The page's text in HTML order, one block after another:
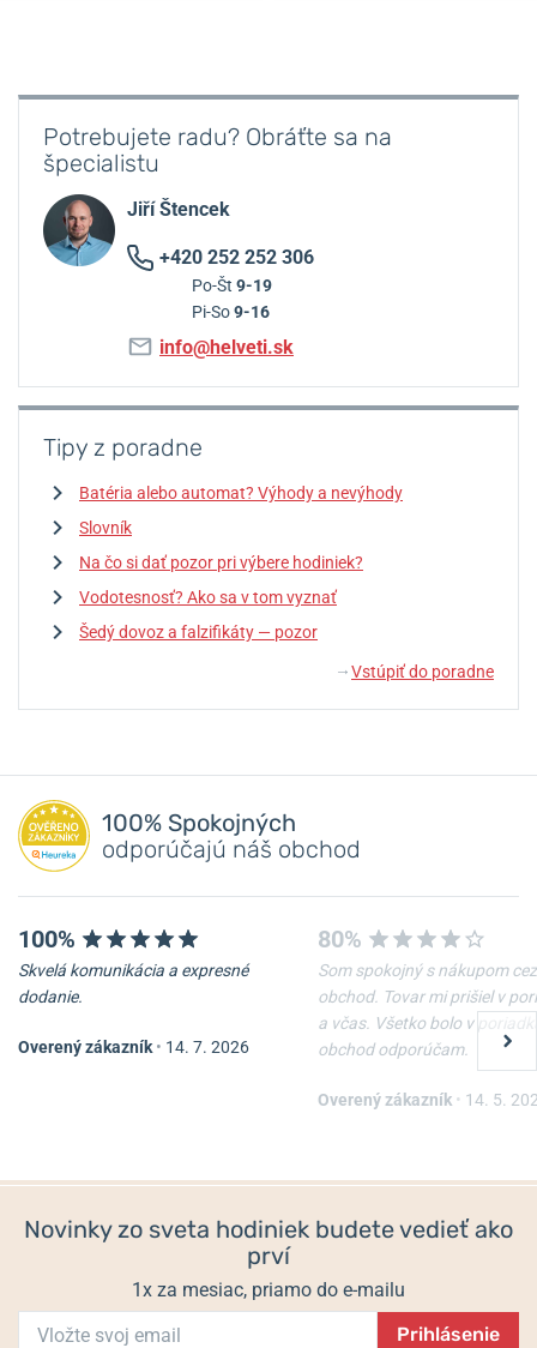
Potrebujete radu? Obráťte sa na
špecialistu
Jiří Štencek
+420 252 252 306
Po-Št 9-19
Pi-So9-16
info@helveti.sk
Tipy z poradne
Batéria alebo automat? Výhody a nevýhody
Slovník
Na čo si dať pozor pri výbere hodiniek?
Vodotesnosť? Ako sa v tom vyznať
Šedý dovoz a falzifikáty — pozor
↓ Vstúpiť do poradne
100% Spokojných
odporúčajú náš obchod
100%
Skvelá komunikácia a expresné
dodanie.
Overený zákazník • 14. 7. 2026
80%
Som spokojný s nákupom cez
obchod. Tovar mi prišiel v
a včas. Všetko bolo v
obchod odporúčam.
Overený zákazník • 14. 5.
Novinky zo sveta hodiniek budete vedieť ako
prví
1x za mesiac, priamo do e-mailu
Prihlásenie